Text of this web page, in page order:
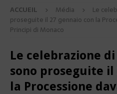
ACCUEIL Média
Le
proseguite il 27 gennaio con la
Principi di Monaco
Le celebrazione
sono proseguite il
la Processione